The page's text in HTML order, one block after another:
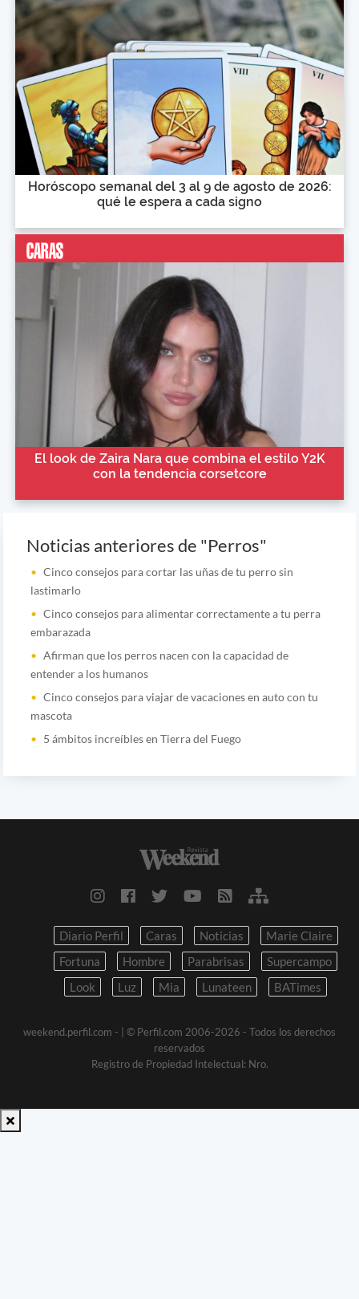
Horóscopo semanal del 3 al 9 de agosto de 2026:
qué le espera a cada signo
El look de Zaira Nara que combina el estilo Y2K
con la tendencia corsetcore
Noticias anteriores de "Perros"
Cinco consejos para cortar las uñas de tu perro sin
lastimarlo
Cinco consejos para alimentar correctamente a tu perra
embarazada
Afirman que los perros nacen con la capacidad de
entender a los humanos
Cinco consejos para viajar de vacaciones en auto con tu
mascota
5 ámbitos increíbles en Tierra del Fuego
Diario Perfil Caras Noticias
Marie Claire
Fortuna
Hombre Parabrisas
Supercampo
Look
Luz Mia Lunateen BATimes
weekend.perfil.com - | © Perfil.com 2006-2026 - Todos los derechos
reservados
Registro de Propiedad Intelectual: Nro.